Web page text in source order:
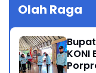
Olah Raga